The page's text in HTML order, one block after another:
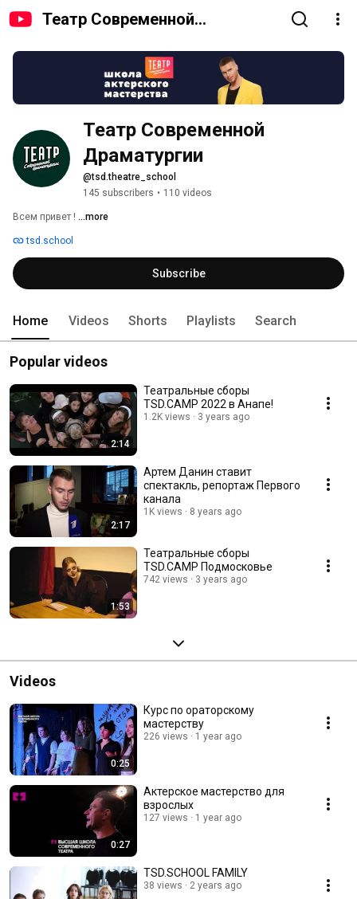
Театр Современной
Театр Современной
@tsd.theatre_school
145 subscribers • 110 videos
Всем привет ! ...more
tsd.school
Subscribe
Home Videos Shorts Playlists Search
Popular videos
2:14
Театральные сборы
TSD.CAMP 2022 в Анапе!
1.2K views 3 years ago
2:17
Артем Данин ставит
спектакль, репортаж Первого
канала
1K views 8 years ago
1:53
Театральные сборы
TSD.CAMP Подмосковье
742 views 3 years ago
Videos
0:25
Курс по ораторскому
мастерству
226 views 1 year ago
0:27
Актерское мастерство для
взрослых
127 views 1 year ago
TSD.SCHOOL FAMILY
38 views 2 years ago